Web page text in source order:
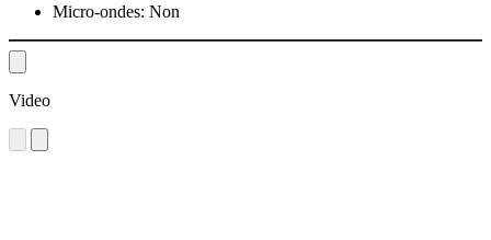
Micro-ondes: Non
Video